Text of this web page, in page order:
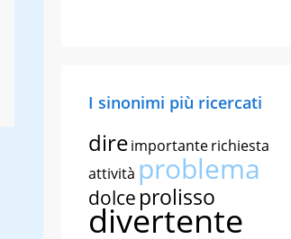
I sinonimi più ricercati
direimportanterichiesta
attività problema
dolce prolisso
divertente